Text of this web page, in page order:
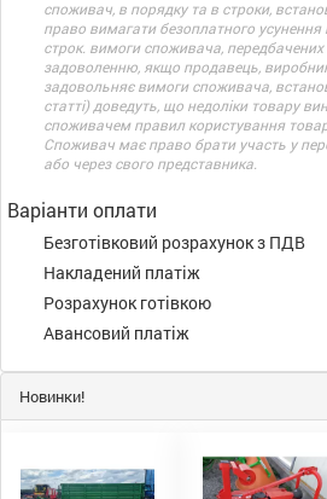
споживач, в порядку та в строки,
право вимагати безоплатного усунення
строк. вимоги споживача,
задоволенню, якщо продавець,
задовольняє вимоги споживача,
статті) доведуть, що недоліки товару
споживачем правил користування
Споживач має право брати участь у
або через свого представника.
Варіанти оплати
Безготівковий розрахунок з ПДВ
Накладений платіж
Розрахунок готівкою
Авансовий платіж
Новинки!